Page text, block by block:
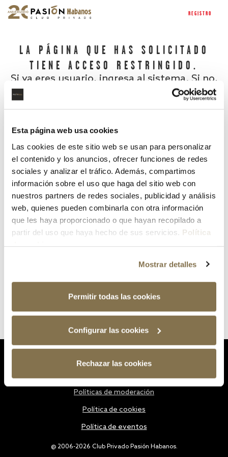
Esta página web usa cookies
Las cookies de este sitio web se usan para personalizar
el contenido y los anuncios, ofrecer funciones de redes
sociales y analizar el tráfico. Además, compartimos
información sobre el uso que haga del sitio web con
nuestros partners de redes sociales, publicidad y análisis
web, quienes pueden combinarla con otra información
que les haya proporcionado o que hayan recopilado a
partir del uso que haya hecho de sus servicios. Política
Mostrar detalles
Permitir todas las cookies
Configurar las cookies
Rechazar las cookies
REGISTRO
LA PÁGINA QUE HAS SOLICITADO
TIENE ACCESO RESTRINGIDO.
Si ya eres usuario, ingresa al sistema. Si no,
¿Has olvidado tu contraseña?
@ 2006-2026 Club Privado Pasión Habanos.
Políticas de moderación
Política de cookies
Política de eventos